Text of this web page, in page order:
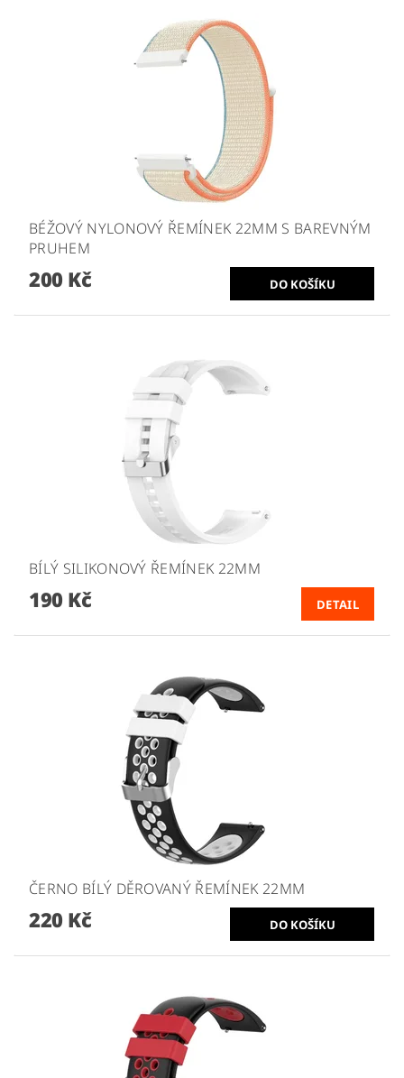
BÉŽOVÝ NYLONOVÝ ŘEMÍNEK 22MM S BAREVNÝM
PRUHEM
200 Kč
BÍLÝ SILIKONOVÝ ŘEMÍNEK 22MM
190 Kč DETAIL
ČERNO BÍLÝ DĚROVANÝ ŘEMÍNEK 22MM
220 Kč